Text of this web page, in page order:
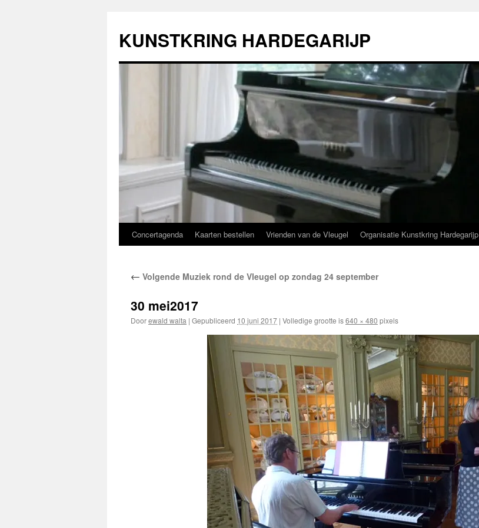
de
inhoud
KUNSTKRING HARDEGARIJP
Concertagenda Kaarten bestellen Vrienden van de Vleugel Organisatie Kunstkring Hardegarijp
← Volgende Muziek rond de Vleugel op zondag 24 september
30 mei2017
Doorewald walta | Gepubliceerd 10 juni 2017 | Volledige grootte is640 × 480 pixels